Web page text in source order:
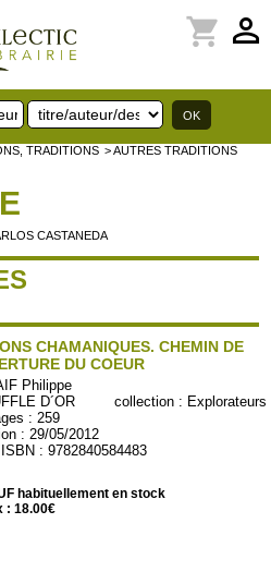
perm_identity
shopping_cart
TRADITIONS > AUTRES TRADITIONS
CASTANEDA
CHAMANIQUES. CHEMIN DE
DU COEUR
Philippe
D´OR collection : Explorateurs
: 259
: 29/05/2012
: 9782840584483
habituellement en stock
: 18.00€